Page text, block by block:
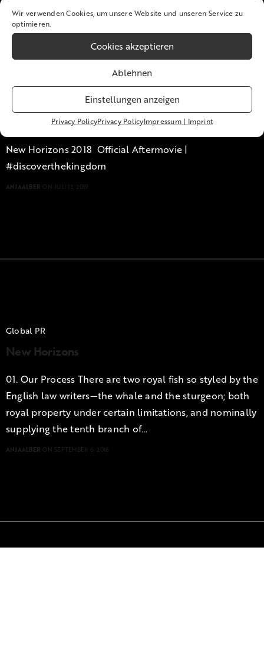
Wir verwenden Cookies, um unsere Website und unseren Service zu
optimieren.
Cookies akzeptieren
Ablehnen
Einstellungen anzeigen
Privacy PolicyPrivacy PolicyImpressum | Imprint
New Horizons
New Horizons 2018 Official Aftermovie |
#discoverthekingdom
ANJAALBER ON JULI 13, 2019
Global PR
New Horizons
01. Our Process There are two royal fish so styled by the
English law writers—the whale and the sturgeon; both
royal property under certain limitations, and nominally
supplying the tenth branch of…
ANJAALBER ON SEPTEMBER 6, 2016